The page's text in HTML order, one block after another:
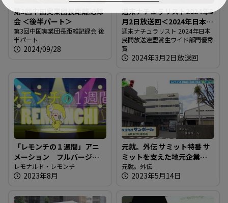
第3回中国実業団長距離記録
会 ＜後半パート＞
第3回中国実業団長距離記録会 後
半パート
2024/09/28
週末ナチュラリスト2024年3
月2日放送回＜2024年日本民
間放送連盟賞生ワイド部門
優秀賞＞
週末ナチュラリスト 2024年日本
民間放送連盟賞生ワイド部門優秀
賞
2024年3月2日放送回
「レモンチの１週間」アニ
メーション フルバージョ
ン
レモナルド・レモンチ
2023年8月
元就。外伝 サミット特番 サ
ミットを支えた地元企業を
紹介！！
元就。外伝
2023年5月14日